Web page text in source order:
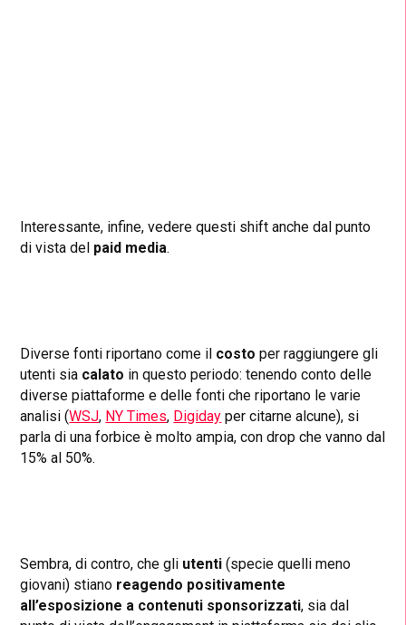
Interessante, infine, vedere questi shift anche dal punto
di vista del paid media.
Diverse fonti riportano come il costo per raggiungere gli
utenti sia calato in questo periodo: tenendo conto delle
diverse piattaforme e delle fonti che riportano le varie
analisi (WSJ, NY Times, Digiday per citarne alcune), si
parla di una forbice è molto ampia, con drop che vanno dal
15% al 50%.
Sembra, di contro, che gli utenti (specie quelli meno
giovani) stiano reagendo positivamente
all’esposizione a contenuti sponsorizzati, sia dal